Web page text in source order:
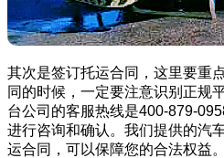
其次是签订托运合同，这里要重
同的时候，一定要注意识别正规
台公司的客服热线是400-879-
进行咨询和确认。我们提供的汽
运合同，可以保障您的合法权益